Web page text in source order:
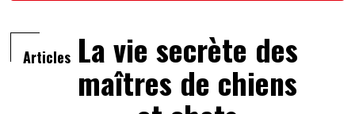
Articles La vie secrète des
maîtres de chiens